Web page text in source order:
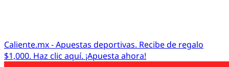
Caliente.mx - Apuestas deportivas. Recibe de regalo
$1,000. Haz clic aquí. ¡Apuesta ahora!